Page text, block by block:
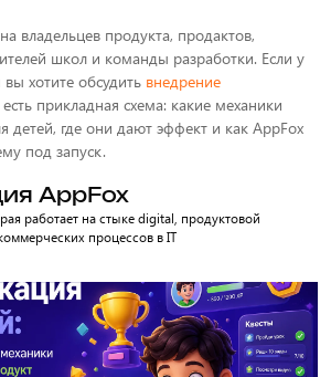
владельцев продукта, продактов,
школ и команды разработки. Если у
вы хотите обсудить внедрение
прикладная схема: какие механики
детей, где они дают эффект и как AppFox
под запуск.
AppFox
работает на стыке digital, продуктовой
процессов в IT